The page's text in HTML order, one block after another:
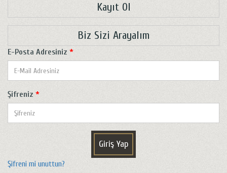
Kayıt Ol
Biz Sizi Arayalım
E-Posta Adresiniz *
Şifreniz *
Giriş Yap
Şifreni mi unuttun?